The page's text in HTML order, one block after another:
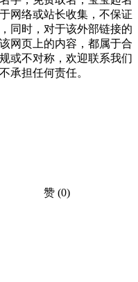
网络或站长收集，不保证
同时，对于该外部链接的
网页上的内容，都属于合
或不对称，欢迎联系我们
承担任何责任。
赞 (0)